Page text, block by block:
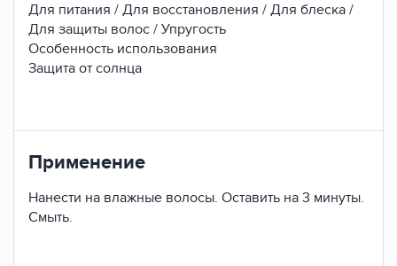
Для питания / Для восстановления / Для блеска /
Для защиты волос / Упругость
Особенность использования
Защита от солнца
Применение
Нанести на влажные волосы. Оставить на 3 минуты.
Смыть.